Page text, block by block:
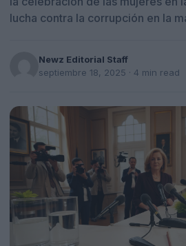
lucha contra la corrupción en la
Newz Editorial Staff
septiembre 18, 2025 · 4 min read